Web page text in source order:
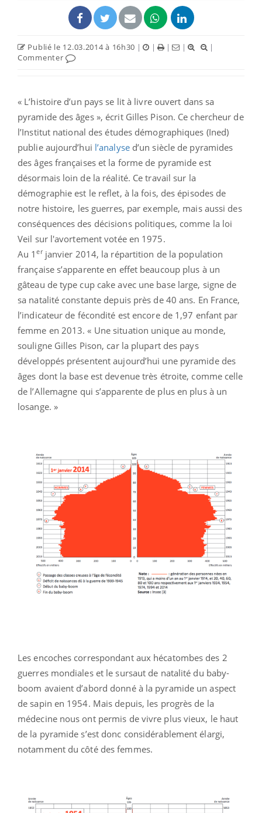
Publié le 12.03.2014 à 16h30 | | | |
|
Commenter
« L’histoire d’un pays se lit à livre ouvert dans sa
pyramide des âges », écrit Gilles Pison. Ce chercheur de
l’Institut national des études démographiques (Ined)
publie aujourd’hui l’analysed’un siècle de pyramides
des âges françaises et la forme de pyramide est
désormais loin de la réalité. Ce travail sur la
démographie est le reflet, à la fois, des épisodes de
notre histoire, les guerres, par exemple, mais aussi des
conséquences des décisions politiques, comme la loi
Veil sur l'avortement votée en 1975.
Au 1erjanvier 2014, la répartition de la population
française s’apparente en effet beaucoup plus à un
gâteau de type cup cake avec une base large, signe de
sa natalité constante depuis près de 40 ans. En France,
l’indicateur de fécondité est encore de 1,97 enfant par
femme en 2013. « Une situation unique au monde,
souligne Gilles Pison, car la plupart des pays
développés présentent aujourd’hui une pyramide des
âges dont la base est devenue très étroite, comme celle
de l’Allemagne qui s’apparente de plus en plus à un
losange. »
Les encoches correspondant aux hécatombes des 2
guerres mondiales et le sursaut de natalité du baby-
boom avaient d’abord donné à la pyramide un aspect
de sapin en 1954. Mais depuis, les progrès de la
médecine nous ont permis de vivre plus vieux, le haut
de la pyramide s’est donc considérablement élargi,
notamment du côté des femmes.